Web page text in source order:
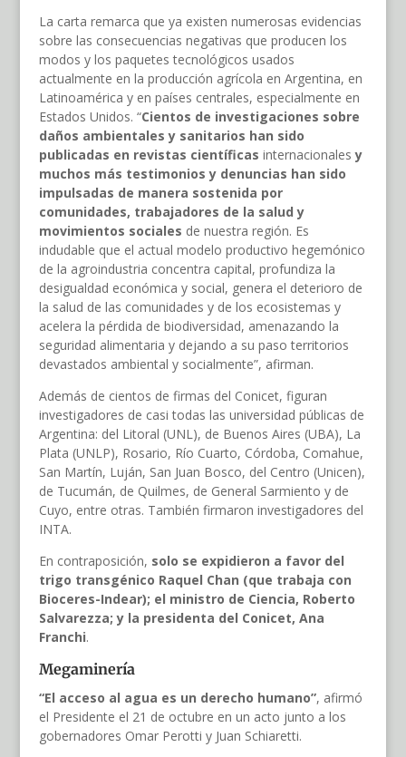
La carta remarca que ya existen numerosas evidencias
sobre las consecuencias negativas que producen los
modos y los paquetes tecnológicos usados
actualmente en la producción agrícola en Argentina, en
Latinoamérica y en países centrales, especialmente en
Estados Unidos. “Cientos de investigaciones sobre
daños ambientales y sanitarios han sido
publicadas en revistas científicas internacionalesy
muchos más testimonios y denuncias han sido
impulsadas de manera sostenida por
comunidades, trabajadores de la salud y
movimientos sociales de nuestra región. Es
indudable que el actual modelo productivo hegemónico
de la agroindustria concentra capital, profundiza la
desigualdad económica y social, genera el deterioro de
la salud de las comunidades y de los ecosistemas y
acelera la pérdida de biodiversidad, amenazando la
seguridad alimentaria y dejando a su paso territorios
devastados ambiental y socialmente”, afirman.
Además de cientos de firmas del Conicet, figuran
investigadores de casi todas las universidad públicas de
Argentina: del Litoral (UNL), de Buenos Aires (UBA), La
Plata (UNLP), Rosario, Río Cuarto, Córdoba, Comahue,
San Martín, Luján, San Juan Bosco, del Centro (Unicen),
de Tucumán, de Quilmes, de General Sarmiento y de
Cuyo, entre otras. También firmaron investigadores del
INTA.
En contraposición, solo se expidieron a favor del
trigo transgénico Raquel Chan (que trabaja con
Bioceres-Indear); el ministro de Ciencia, Roberto
Salvarezza; y la presidenta del Conicet, Ana
Franchi.
Megaminería
“El acceso al agua es un derecho humano”, afirmó
el Presidente el 21 de octubre en un acto junto a los
gobernadores Omar Perotti y Juan Schiaretti.